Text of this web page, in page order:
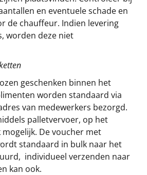
en eventuele schade en
de chauffeur. Indien levering
worden deze niet
geschenken binnen het
worden standaard via
van medewerkers bezorgd.
palletvervoer, op het
De voucher met
standaard in bulk naar het
individueel verzenden naar
kan ook.